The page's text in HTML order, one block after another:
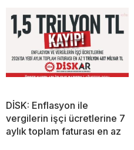
DİSK: Enflasyon ile
vergilerin işçi ücretlerine 7
aylık toplam faturası en az